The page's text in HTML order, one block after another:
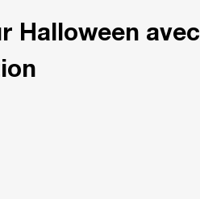
Halloween avec